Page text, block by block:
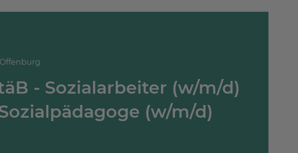
Offenburg
- Sozialarbeiter (w/m/d)
(w/m/d)